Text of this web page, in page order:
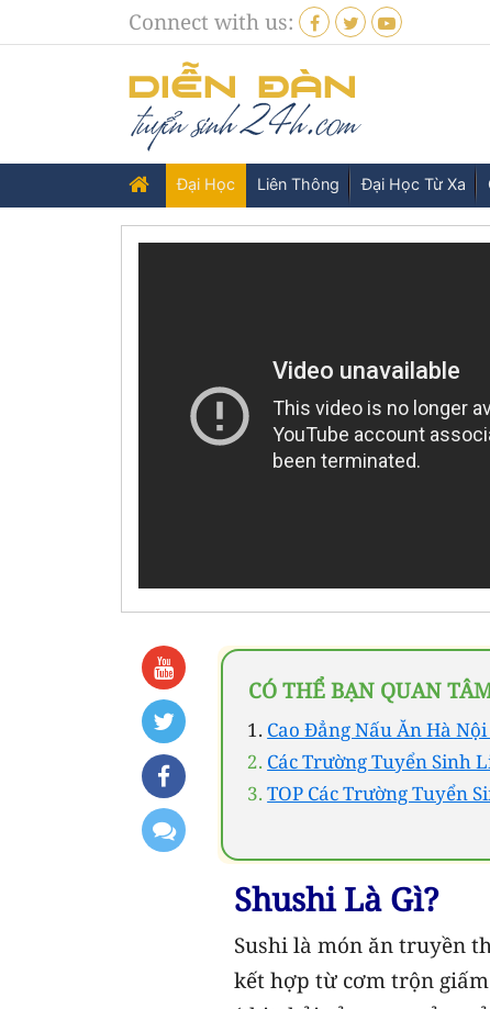
Connect with us:
Đại Học Liên Thông Đại Học Từ Xa
CÓ THỂ BẠN QUAN
Cao Đẳng Nấu Ăn Hà
Các Trường Tuyển Sinh
TOP Các Trường Tuyển
Shushi Là Gì?
Sushi là món ăn truyền
kết hợp từ cơm trộn